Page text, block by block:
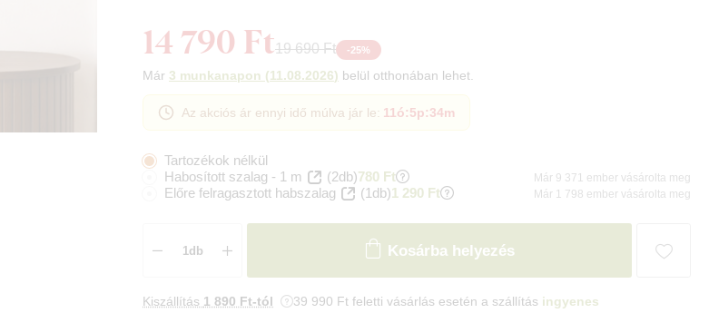
14 790 Ft19 690 Ft -25%
Már 3 munkanapon (11.08.2026) belül otthonában lehet.
Az akciós ár ennyi idő múlva jár le: 11ó:5p:33m
Tartozékok nélkül
Habosított szalag - 1 m
(2db)780 Ft Már 9 371 ember vásárolta meg
Előre felragasztott habszalag (1db)1 290 Ft Már 1 798 ember vásárolta meg
Kosárba helyezés
Kiszállítás 1 890 Ft-tól 39 990 Ft feletti vásárlás esetén a szállítás ingyenes